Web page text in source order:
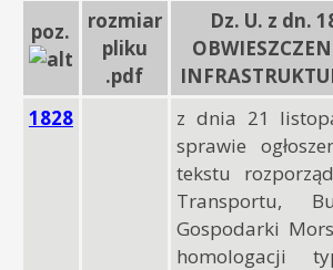
poz.
rozmiar
pliku
.pdf
Dz. U. z dn.
1828
z dnia 21
sprawie
tekstu
Transportu,
Gospodarki
homologacji